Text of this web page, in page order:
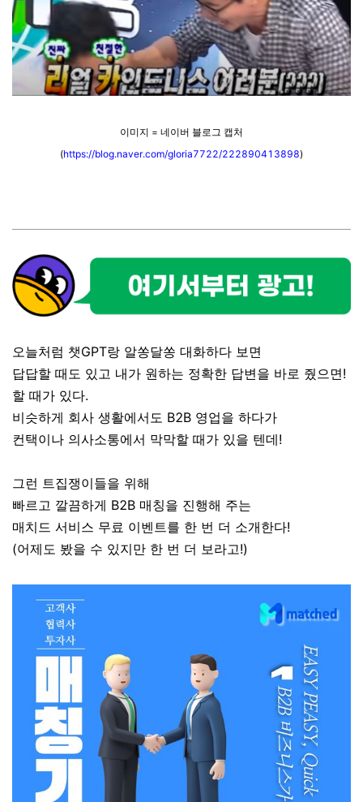
이미지 = 네이버 블로그 캡처
(https://blog.naver.com/gloria7722/222890413898)
오늘처럼 챗GPT랑 알쏭달쏭 대화하다 보면
답답할 때도 있고 내가 원하는 정확한 답변을 바로 줬으면!
할 때가 있다.
비슷하게 회사 생활에서도 B2B 영업을 하다가
컨택이나 의사소통에서 막막할 때가 있을 텐데!
그런 트집쟁이들을 위해
빠르고 깔끔하게 B2B 매칭을 진행해 주는
매치드 서비스 무료 이벤트를 한 번 더 소개한다!
(어제도 봤을 수 있지만 한 번 더 보라고!)